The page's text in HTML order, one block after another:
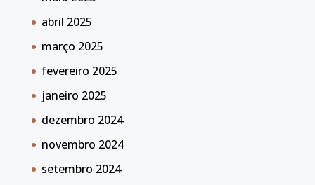
abril 2025
março 2025
fevereiro 2025
janeiro 2025
dezembro 2024
novembro 2024
setembro 2024